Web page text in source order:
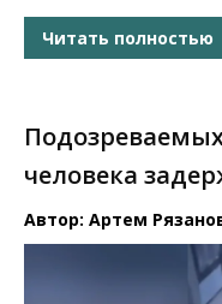
Читать полностью
человека
Автор: Артем